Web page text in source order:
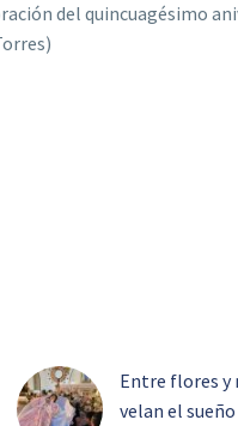
del quincuagésimo
Entre flores y
velan el